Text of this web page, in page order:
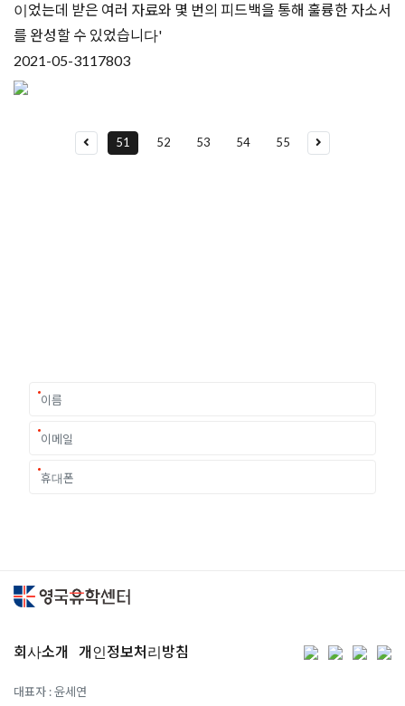
이었는데 받은 여러 자료와 몇 번의 피드백을 통해 훌륭한 자소서
를 완성할 수 있었습니다'
2021-05-3117803
51 52 53 54 55
회사소개 개인정보처리방침
대표자 : 윤세연